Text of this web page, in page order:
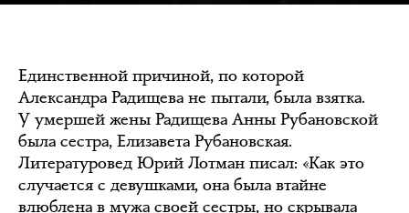
Единственной причиной, по которой
Александра Радищева не пытали, была взятка.
У умершей жены Радищева Анны Рубановской
была сестра, Елизавета Рубановская.
Литературовед Юрий Лотман писал: «Как это
случается с девушками, она была втайне
влюблена в мужа своей сестры, но скрывала